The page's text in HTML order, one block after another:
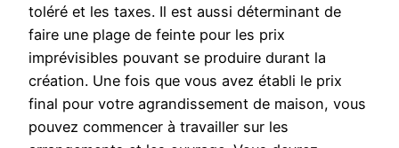
toléré et les taxes. Il est aussi déterminant de
faire une plage de feinte pour les prix
imprévisibles pouvant se produire durant la
création. Une fois que vous avez établi le prix
final pour votre agrandissement de maison, vous
pouvez commencer à travailler sur les